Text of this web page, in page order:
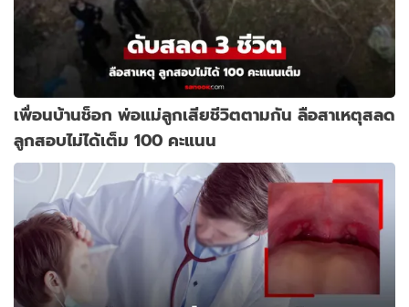
เพื่อนบ้านช็อก พ่อแม่ลูกเสียชีวิตตามกัน ลือสาเหตุสลด
ลูกสอบไม่ได้เต็ม 100 คะแนน